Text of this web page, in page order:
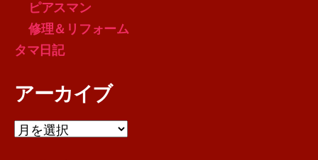
ピアスマン
修理＆リフォーム
タマ日記
アーカイブ
ア